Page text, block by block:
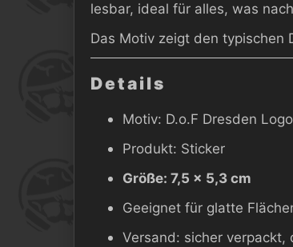
lesbar, ideal für alles, was
Das Motiv zeigt den typischen
Details
Motiv: D.o.F Dresden
Produkt: Sticker
Größe: 7,5 × 5,3 cm
Geeignet für glatte
Versand: sicher